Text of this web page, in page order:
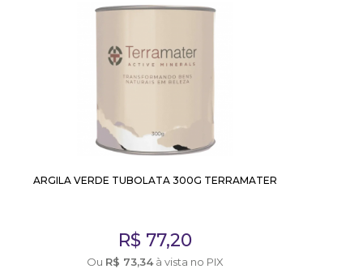
ARGILA VERDE TUBOLATA 300G TERRAMATER
R$ 77,20
Ou R$ 73,34à vista no PIX